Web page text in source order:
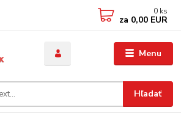
Menu
Hľadať
0 ks
za 0,00 EUR